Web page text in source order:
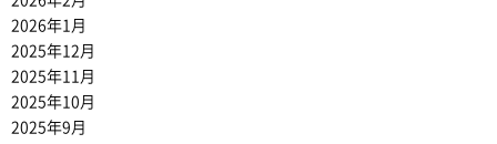
2026年1月
2025年12月
2025年11月
2025年10月
2025年9月